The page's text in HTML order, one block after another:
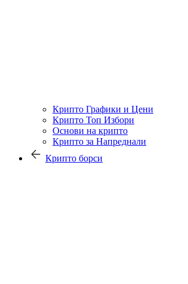
Крипто Графики и Цени
Крипто Топ Избори
Основи на крипто
Крипто за Напреднали
Крипто борси